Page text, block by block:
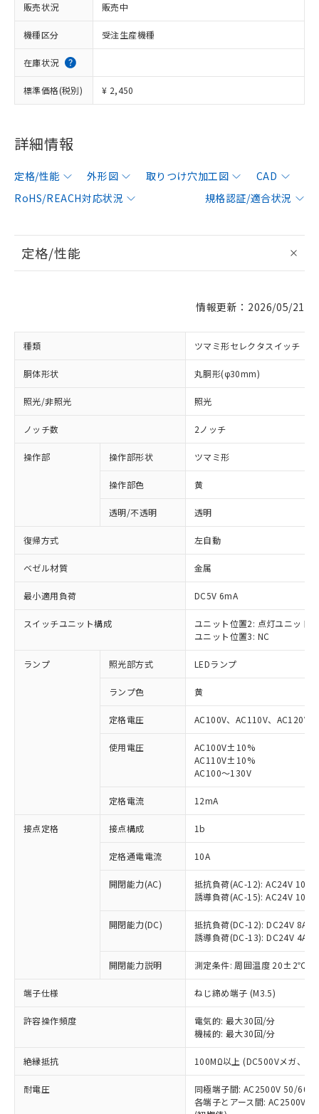
販売状況 販売中
機種区分 受注生産機種
在庫状況
標準価格(税別) ¥ 2,450
詳細情報
定格/性能 外形図 取りつけ穴加工図
CAD
RoHS/REACH対応状況
規格認証/適合状況
定格/性能
情報更新：2026/05/21
種類 ツマミ形セレクタスイッチ
胴体形状 丸胴形(φ30mm)
照光/非照光 照光
ノッチ数 2ノッチ
操作部 操作部形状 ツマミ形
操作部色 黄
透明/不透明 透明
復帰方式 左自動
ベゼル材質 金属
最小適用負荷 DC5V 6mA
スイッチユニット構成
ユニット位置2: 点灯ユニット
ユニット位置3: NC
ランプ 照光部方式 LEDランプ
ランプ色 黄
定格電圧 AC100V、AC110V、AC120V
使用電圧
AC100V±10%
AC110V±10%
AC100～130V
定格電流 12mA
接点定格 接点構成 1b
定格通電電流 10A
開閉能力(AC)
抵抗負荷(AC-12): AC24V 10A/
誘導負荷(AC-15): AC24V
開閉能力(DC)
抵抗負荷(DC-12): DC24V 8A/
誘導負荷(DC-13): DC24V 4A/
開閉能力説明 測定条件: 周囲温度 20±2℃、
端子仕様 ねじ締め端子 (M3.5)
許容操作頻度
電気的: 最大30回/分
機械的: 最大30回/分
絶縁抵抗 100MΩ以上 (DC500Vメガ、点
耐電圧
同極端子間: AC2500V 50/
各端子とアース間: AC2500V
ご利用条件
以下の条件をお読みいただき、同意のうえ
本サービスは、当社制御機器事業取扱
商品の当社在庫状況および標準価格
(税抜)を提供させていただくもので
当社制御機器事業取扱商品の中には、
ことをご了承ください。
在庫状況および標準価格照会結果は、
記載している更新日時点での社内デー
タに基づき作成されるものであり、閲
覧された時点での実際の在庫および標
準価格とは異なる場合があることをご
対応済み：EU RoHS指令（10物質）の
非含有に対応した製品が提供可能な商品で
す。
対応予定：EU RoHS指令（10物質）の非含
有に対応した製品に切り替える予定のある
対応予定なし：EU RoHS指令（10物質）の
非含有に非対応の商品で、対応品を出す予
調査・確認中：EU RoHS指令（10物質）の
非含有の対応状況を調査中または確認中の
非該当品：ライセンス料など無形物で、有
害物質有無と関係のない商品です。
仕入先様の事情により、非含有部品として
いたものが、含有品と判明した場合などや
むを得ず変更することがあります。
*EU RoHS指令（10物質）：
鉛(Pb) 1000ppm以下、 水銀(Hg) 1000ppm以下、 カド
六価クロム(Cr(Ⅵ)) 1000ppm以下、ポリ臭化ビフェニル
類(PBB) 1000ppm以下、ポリ臭化ジフェニルエーテル類
「○」：最大均質材料含有率が中国RoHSの
基準値以下であることを示します。
「×」：最大均質材料含有率が中国RoHSの
基準値を超えていることを示します。
「－」：未確認です。当社販売部門へお問
*中国RoHS10物質の基準値 (GB/T26572)：
Pb(鉛) :1000ppm、 Hg(水銀) : 1000ppm、 Cd(カドミウ
Cr(Ⅵ)(六価クロム) : 1000ppm、 PBBs(ポリ臭化ビフェ
当社は、これら貴社製品のうち、外国
為替および外国貿易法に定める商品
または国外への提供する場合は、日本
国政府の輸出許可(または役務取引許
可)を取得するなどの必要な手続きを